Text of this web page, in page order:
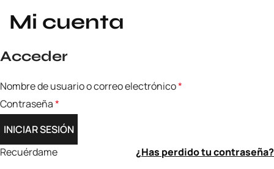
Mi cuenta
Acceder
Nombre de usuario o correo electrónico*
Contraseña*
INICIAR SESIÓN
¿Has perdido tu contraseña?
Recuérdame